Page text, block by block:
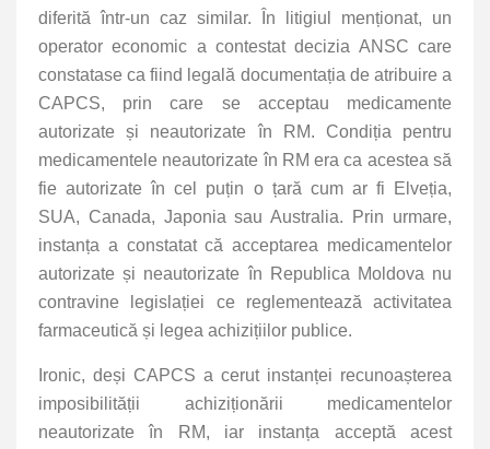
diferită într-un caz similar. În litigiul menționat, un
operator economic a contestat decizia ANSC care
constatase ca fiind legală documentația de atribuire a
CAPCS, prin care se acceptau medicamente
autorizate și neautorizate în RM. Condiția pentru
medicamentele neautorizate în RM era ca acestea să
fie autorizate în cel puțin o țară cum ar fi Elveția,
SUA, Canada, Japonia sau Australia. Prin urmare,
instanța a constatat că acceptarea medicamentelor
autorizate și neautorizate în Republica Moldova nu
contravine legislației ce reglementează activitatea
farmaceutică și legea achizițiilor publice.
Ironic, deși CAPCS a cerut instanței recunoașterea
imposibilității achiziționării medicamentelor
neautorizate în RM, iar instanța acceptă acest